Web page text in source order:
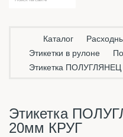
Каталог
Этикетки в рулоне
Этикетка
Этикетка
20мм КРУГ